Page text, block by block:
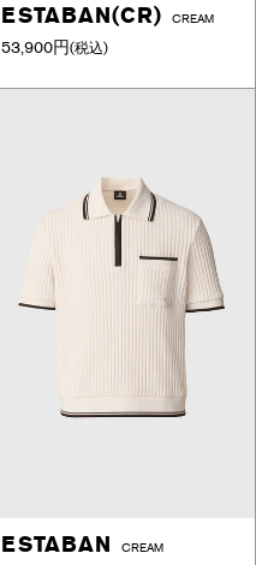
ESTABAN(CR) CREAM
53,900円(税込)
ESTABAN CREAM